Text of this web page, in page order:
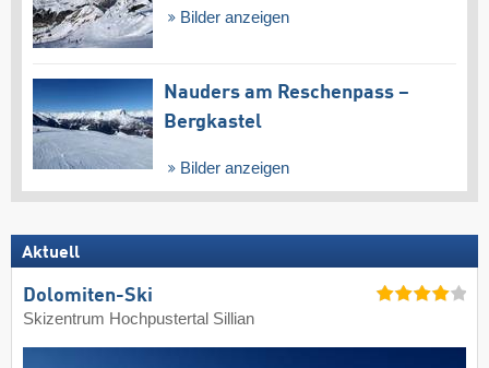
Bilder anzeigen
Nauders am Reschenpass –
Bergkastel
Bilder anzeigen
Aktuell
Dolomiten-Ski
Skizentrum Hochpustertal Sillian